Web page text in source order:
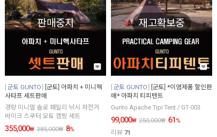
판매중지
군토 GUNTO
[군토] 아파치 + 미니헥
사타프 세트판매
경량 미니멀 솔로 패밀리 낚시 자전거
바이크 스쿠터 모토 캠핑 세트
355,000₩ 385,000₩ 8%
재고확보중
군토 GUNTO
[군토] *이염제품 할인판
매* 아파치 티피텐트
Gunto Apache Tipi Tent / GT-003
99,000₩ 250,000₩ 61 %
리뷰 71